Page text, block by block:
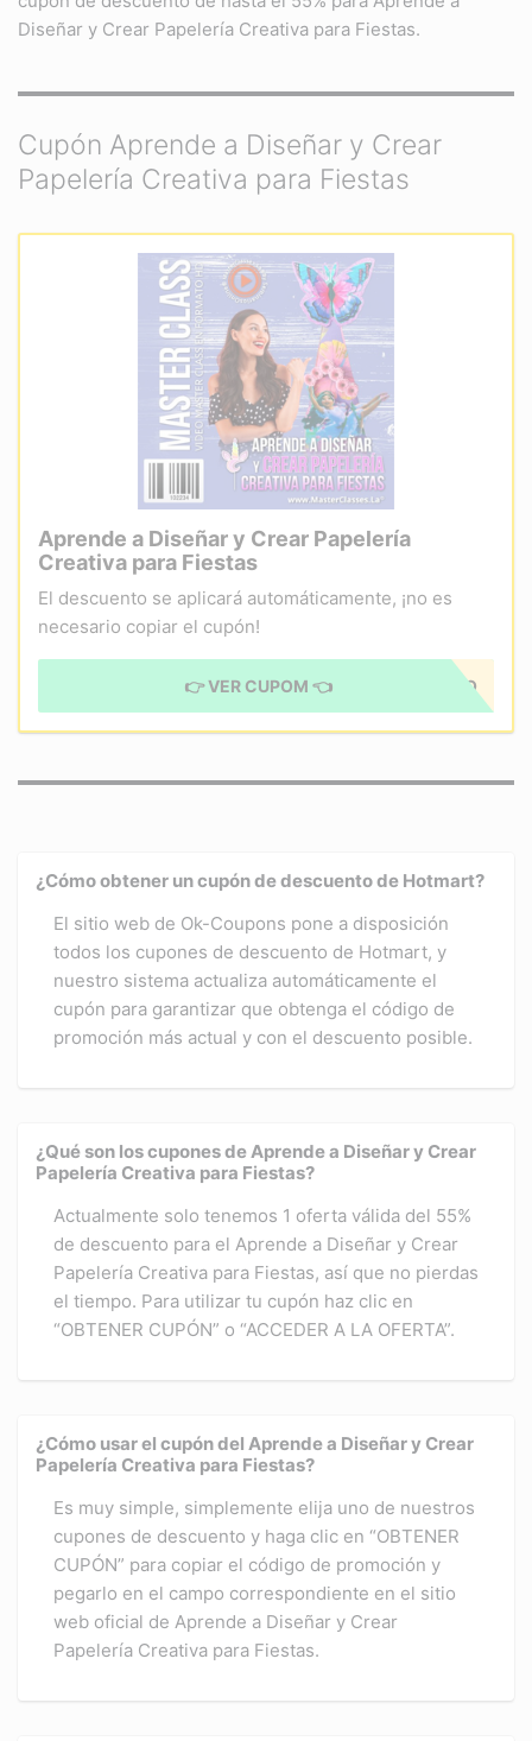
Diseñar y Crear Papelería Creativa para Fiestas.
Cupón Aprende a Diseñar y Crear
Papelería Creativa para Fiestas
Aprende a Diseñar y Crear Papelería
Creativa para Fiestas
El descuento se aplicará automáticamente, ¡no es
necesario copiar el cupón!
CUPÓN APLICADO
👉 VER CUPOM 👈
¿Cómo obtener un cupón de descuento de Hotmart?
El sitio web de Ok-Coupons pone a disposición
todos los cupones de descuento de Hotmart, y
nuestro sistema actualiza automáticamente el
cupón para garantizar que obtenga el código de
promoción más actual y con el descuento posible.
¿Qué son los cupones de Aprende a Diseñar y Crear
Papelería Creativa para Fiestas?
Actualmente solo tenemos 1 oferta válida del 55%
de descuento para el Aprende a Diseñar y Crear
Papelería Creativa para Fiestas, así que no pierdas
el tiempo. Para utilizar tu cupón haz clic en
“OBTENER CUPÓN” o “ACCEDER A LA OFERTA”.
¿Cómo usar el cupón del Aprende a Diseñar y Crear
Papelería Creativa para Fiestas?
Es muy simple, simplemente elija uno de nuestros
cupones de descuento y haga clic en “OBTENER
CUPÓN” para copiar el código de promoción y
pegarlo en el campo correspondiente en el sitio
web oficial de Aprende a Diseñar y Crear
Papelería Creativa para Fiestas.